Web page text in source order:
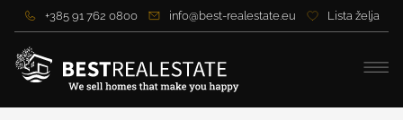
+385 91 762 0800 info@best-realestate.eu Lista želja